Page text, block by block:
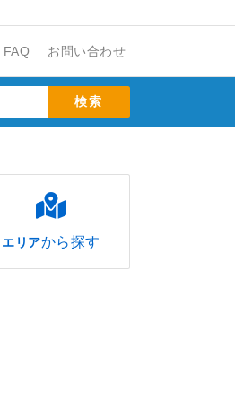
FAQ お問い合わせ
エリアから探す